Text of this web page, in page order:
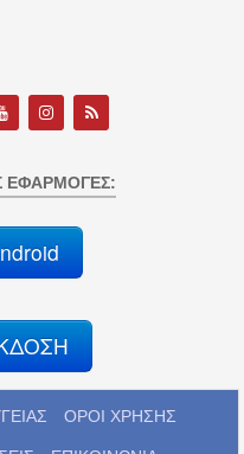
ΕΦΑΡΜΟΓΈΣ:
ΟΡΟΙ ΧΡΗΣΗΣ